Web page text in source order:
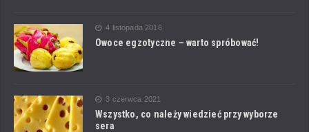
4 listopada 2016
Owoce egzotyczne – warto spróbować!
3 czerwca 2021
Wszystko, co należy wiedzieć przy wyborze
sera